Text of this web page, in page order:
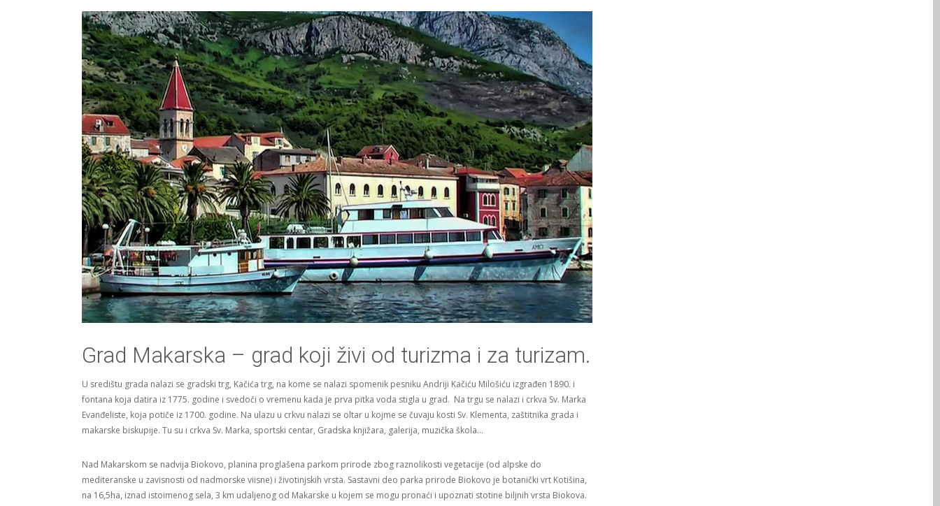
Grad Makarska – grad koji živi od turizma i za turizam.
U središtu grada nalazi se gradski trg, Kačića trg, na kome se nalazi spomenik pesniku Andriji Kačiću Milošiću izgrađen 1890. i
fontana koja datira iz 1775. godine i svedoči o vremenu kada je prva pitka voda stigla u grad. Na trgu se nalazi i crkva Sv. Marka
Evanđeliste, koja potiče iz 1700. godine. Na ulazu u crkvu nalazi se oltar u kojme se čuvaju kosti Sv. Klementa, zaštitnika grada i
makarske biskupije. Tu su i crkva Sv. Marka, sportski centar, Gradska knjižara, galerija, muzička škola…
Nad Makarskom se nadvija Biokovo, planina proglašena parkom prirode zbog raznolikosti vegetacije (od alpske do
mediteranske u zavisnosti od nadmorske viisne) i životinjskih vrsta. Sastavni deo parka prirode Biokovo je botanički vrt Kotišina,
na 16,5ha, iznad istoimenog sela, 3 km udaljenog od Makarske u kojem se mogu pronaći i upoznati stotine biljnih vrsta Biokova.